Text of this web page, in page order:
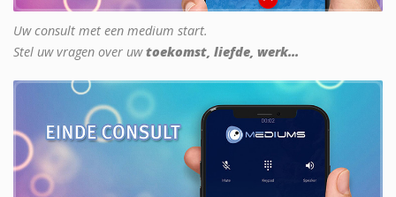
Uw consult met een medium start.
Stel uw vragen over uwtoekomst, liefde, werk...